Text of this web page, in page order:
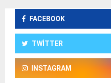
FACEBOOK
TWITTER
INSTAGRAM